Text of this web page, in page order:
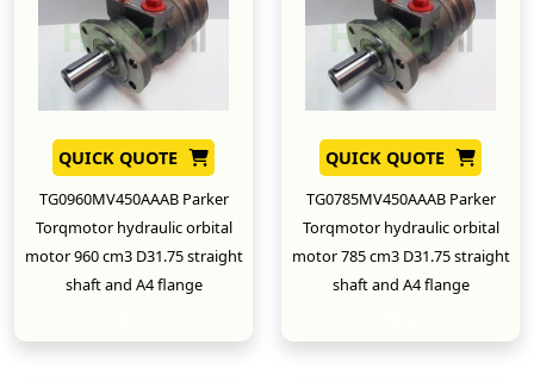
QUICK QUOTE
TG0960MV450AAAB Parker
Torqmotor hydraulic orbital
motor 960 cm3 D31.75 straight
shaft and A4 flange
QUICK QUOTE
TG0785MV450AAAB Parker
Torqmotor hydraulic orbital
motor 785 cm3 D31.75 straight
shaft and A4 flange